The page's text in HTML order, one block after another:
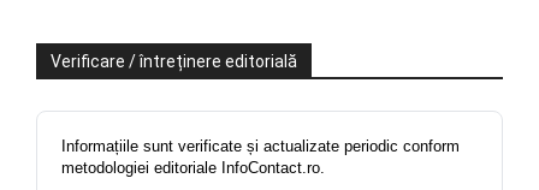
Verificare / întreținere editorială
Informațiile sunt verificate și actualizate periodic conform
metodologiei editoriale InfoContact.ro.